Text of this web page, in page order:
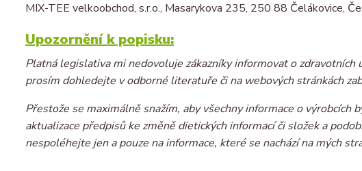
MIX-TEE velkoobchod, s.r.o., Masarykova 235, 250 88 Čelákovice,
Upozornění k popisku:
Platná legislativa mi nedovoluje zákazníky informovat o
prosím dohledejte v odborné literatuře či na webových stránkách
Přestože se maximálně snažím, aby všechny informace o výrobcích
aktualizace předpisů ke změně dietických informací či složek a
nespoléhejte jen a pouze na informace, které se nachází na mých